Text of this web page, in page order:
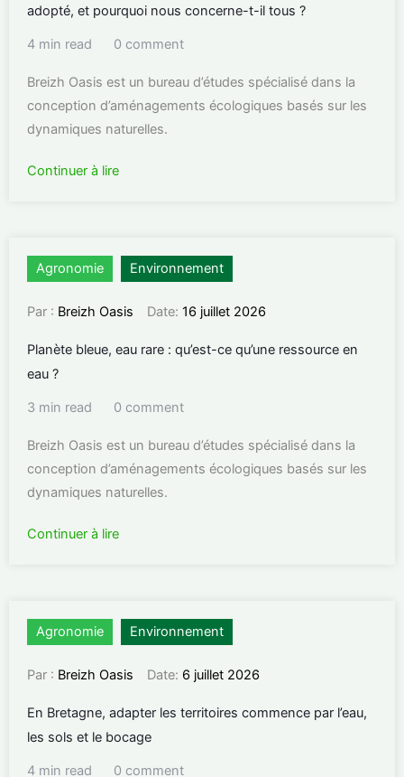
adopté, et pourquoi nous concerne-t-il tous ?
4 min read 0 comment
Breizh Oasis est un bureau d’études spécialisé dans la
conception d’aménagements écologiques basés sur les
dynamiques naturelles.
Continuer à lire
Agronomie Environnement
Par : Breizh Oasis Date: 16 juillet 2026
Planète bleue, eau rare : qu’est-ce qu’une ressource en
eau ?
3 min read 0 comment
Breizh Oasis est un bureau d’études spécialisé dans la
conception d’aménagements écologiques basés sur les
dynamiques naturelles.
Continuer à lire
Agronomie Environnement
Par : Breizh Oasis Date: 6 juillet 2026
En Bretagne, adapter les territoires commence par l’eau,
les sols et le bocage
4 min read 0 comment